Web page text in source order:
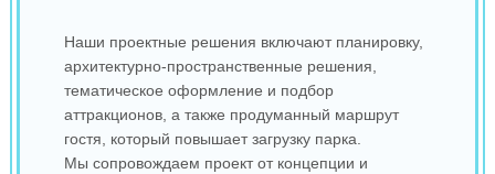
Наши проектные решения включают планировку,
архитектурно‑пространственные решения,
тематическое оформление и подбор
аттракционов, а также продуманный маршрут
гостя, который повышает загрузку парка.
Мы сопровождаем проект от концепции и